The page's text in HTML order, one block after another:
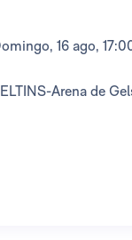
domingo, 16 ago,
VELTINS-Arena de